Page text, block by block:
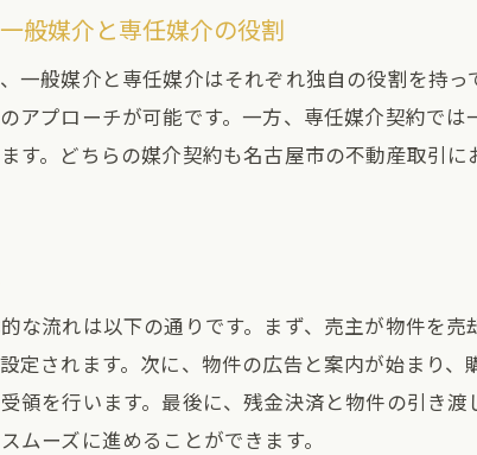
名古屋市の不動産一般媒介と専任媒介
一般媒介契約のデメリットとは
専任媒介契約のデメリットとは
名古屋市の市場特性から見た契約
名古屋市での不動産購入一般媒介と専
一般媒介契約の詳細説明
専任媒介契約の詳細説明
般媒介と専任媒介の役割
一般媒介と専任媒介はそれぞれ独自の役割を持
アプローチが可能です。一方、専任媒介契約で
す。どちらの媒介契約も名古屋市の不動産取引
な流れは以下の通りです。まず、売主が物件を
定されます。次に、物件の広告と案内が始まり
領を行います。最後に、残金決済と物件の引き
ムーズに進めることができます。